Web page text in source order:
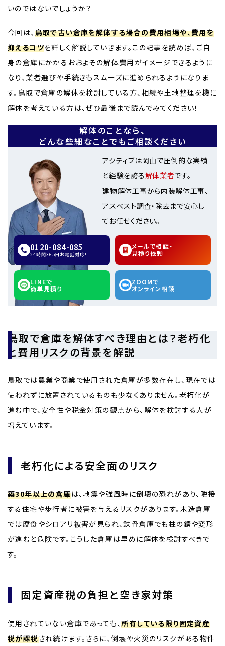
いのではないでしょうか？
今回は、 鳥取で古い倉庫を解体する場合の費用相場や、費用を
抑えるコツを詳しく解説していきます。この記事を読めば、ご自
身の倉庫にかかるおおよその解体費用がイメージできるように
なり、業者選びや手続きもスムーズに進められるようになりま
す。鳥取で倉庫の解体を検討している方、相続や土地整理を機に
解体を考えている方は、ぜひ最後まで読んでみてください！
解体のことなら、
どんな些細なことでもご相談ください
アクティブは岡山で圧倒的な実績
と経験を誇る解体業者です。
建物解体工事から内装解体工事、
アスベスト調査・除去まで安心し
てお任せください。
0120-084-085
24時間365日お電話対応!
メールで相談・
見積り依頼
LINEで
簡単見積り
ZOOMで
オンライン相談
鳥取で倉庫を解体すべき理由とは？老朽化
と費用リスクの背景を解説
鳥取では農業や商業で使用された倉庫が多数存在し、現在では
使われずに放置されているものも少なくありません。老朽化が
進む中で、安全性や税金対策の観点から、解体を検討する人が
増えています。
老朽化による安全面のリスク
築30年以上の倉庫は、地震や強風時に倒壊の恐れがあり、隣接
する住宅や歩行者に被害を与えるリスクがあります。木造倉庫
では腐食やシロアリ被害が見られ、鉄骨倉庫でも柱の錆や変形
が進むと危険です。こうした倉庫は早めに解体を検討すべきで
す。
固定資産税の負担と空き家対策
使用されていない倉庫であっても、所有している限り固定資産
税が課税され続けます。さらに、倒壊や火災のリスクがある物件